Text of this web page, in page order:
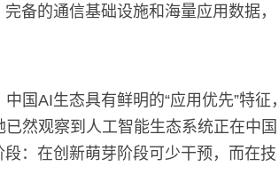
备的通信基础设施和海量应用数据，
AI生态具有鲜明的“应用优先”特征，
然观察到人工智能生态系统正在中国
：在创新萌芽阶段可少干预，而在技